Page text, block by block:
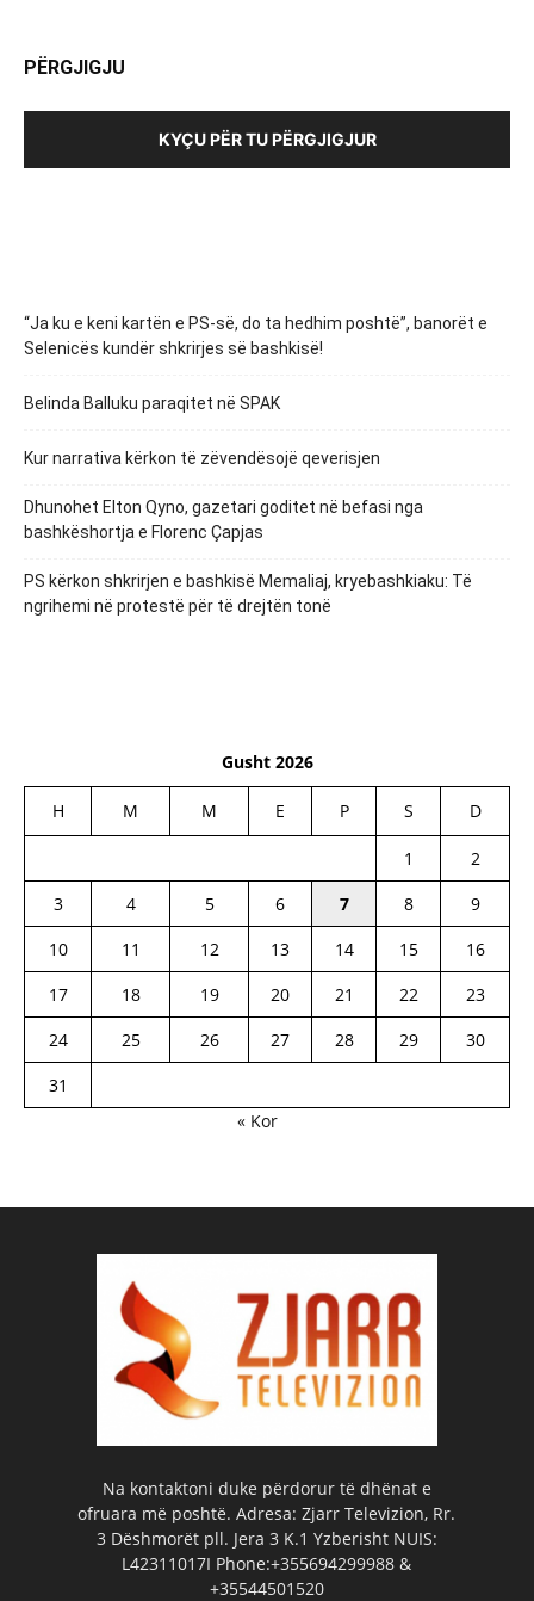
PËRGJIGJU
KYÇU PËR TU PËRGJIGJUR
“Ja ku e keni kartën e PS-së, do ta hedhim poshtë”, banorët e
Selenicës kundër shkrirjes së bashkisë!
Belinda Balluku paraqitet në SPAK
Kur narrativa kërkon të zëvendësojë qeverisjen
Dhunohet Elton Qyno, gazetari goditet në befasi nga
bashkëshortja e Florenc Çapjas
PS kërkon shkrirjen e bashkisë Memaliaj, kryebashkiaku: Të
ngrihemi në protestë për të drejtën tonë
Gusht 2026
H M M E P S D
1
2
3
4 5 6 7 8
9
10
11 12 13 14 15
16
17
18 19 20 21 22
23
24
25 26 27 28 29
30
31
« Kor
Na kontaktoni duke përdorur të dhënat e
ofruara më poshtë. Adresa: Zjarr Televizion, Rr.
3 Dëshmorët pll. Jera 3 K.1 Yzberisht NUIS:
L42311017I Phone:+355694299988 &
+35544501520